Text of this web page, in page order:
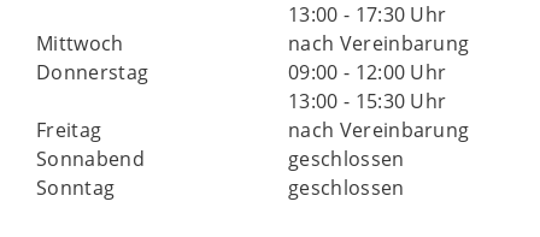
13:00 - 17:30 Uhr
Mittwoch
nach Vereinbarung
Donnerstag
09:00 - 12:00 Uhr
13:00 - 15:30 Uhr
Freitag
nach Vereinbarung
Sonnabend
geschlossen
Sonntag
geschlossen